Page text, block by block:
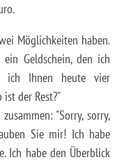
Möglichkeiten haben.
Geldschein, den ich
ich Ihnen heute vier
der Rest?"
"Sorry, sorry,
Sie mir! Ich habe
Ich habe den Überblick